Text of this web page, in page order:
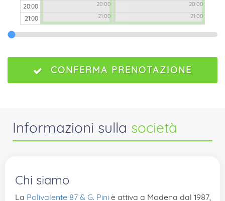
20:00 20:00
21:00 21:00
20:00
21:00
CONFERMA PRENOTAZIONE
Informazioni sulla società
Chi siamo
La Polivalente 87 & G. Pini è attiva a Modena dal 1987,